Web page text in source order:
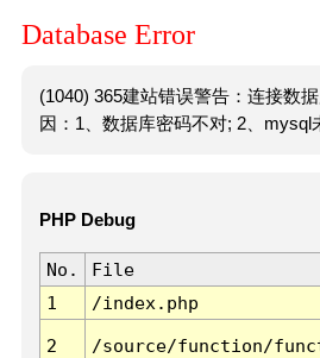
Database Error
(1040) 365建站错误警告：连接数
因：1、数据库密码不对; 2、mysql
PHP Debug
No. File
1
/index.php
2 /source/function/